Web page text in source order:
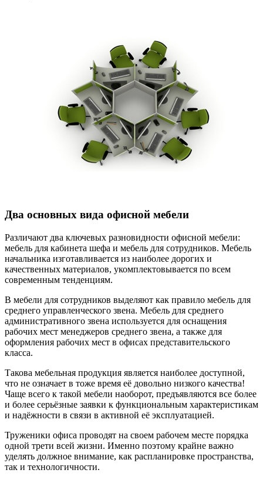
Два основных вида офисной мебели
Различают два ключевых разновидности офисной мебели:
мебель для кабинета шефа и мебель для сотрудников. Мебель
начальника изготавливается из наиболее дорогих и
качественных материалов, укомплектовывается по всем
современным тенденциям.
В мебели для сотрудников выделяют как правило мебель для
среднего управленческого звена. Мебель для среднего
административного звена используется для оснащения
рабочих мест менеджеров среднего звена, а также для
оформления рабочих мест в офисах представительского
класса.
Такова мебельная продукция является наиболее доступной,
что не означает в тоже время её довольно низкого качества!
Чаще всего к такой мебели наоборот, предъявляются все более
и более серьёзные заявки к функциональным характеристикам
и надёжности в связи в активной её эксплуатацией.
Труженики офиса проводят на своем рабочем месте порядка
одной трети всей жизни. Именно поэтому крайне важно
уделять должное внимание, как распланировке пространства,
так и технологичности.